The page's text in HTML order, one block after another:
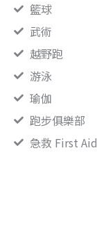
籃球
武術
越野跑
游泳
瑜伽
跑步俱樂部
急救 First Aid